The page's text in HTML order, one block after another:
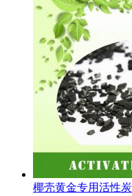
椰壳黄金专用活性炭